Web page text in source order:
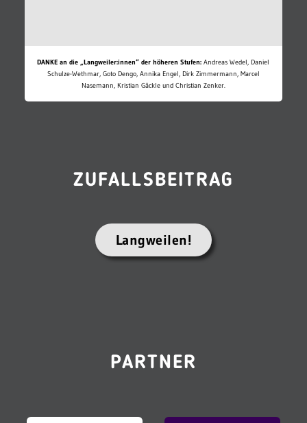
DANKE an die „Langweiler:innen“ der höheren Stufen: Andreas Wedel, Daniel
Schulze-Wethmar, Goto Dengo, Annika Engel, Dirk Zimmermann, Marcel
Nasemann, Kristian Gäckle und Christian Zenker.
ZUFALLSBEITRAG
Langweilen!
PARTNER